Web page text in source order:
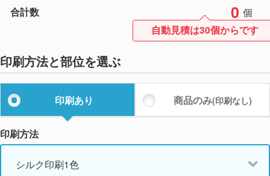
合計数 0 個
自動見積は30個からです
印刷方法と部位を選ぶ
印刷あり 商品のみ(印刷なし)
印刷方法
シルク印刷1色